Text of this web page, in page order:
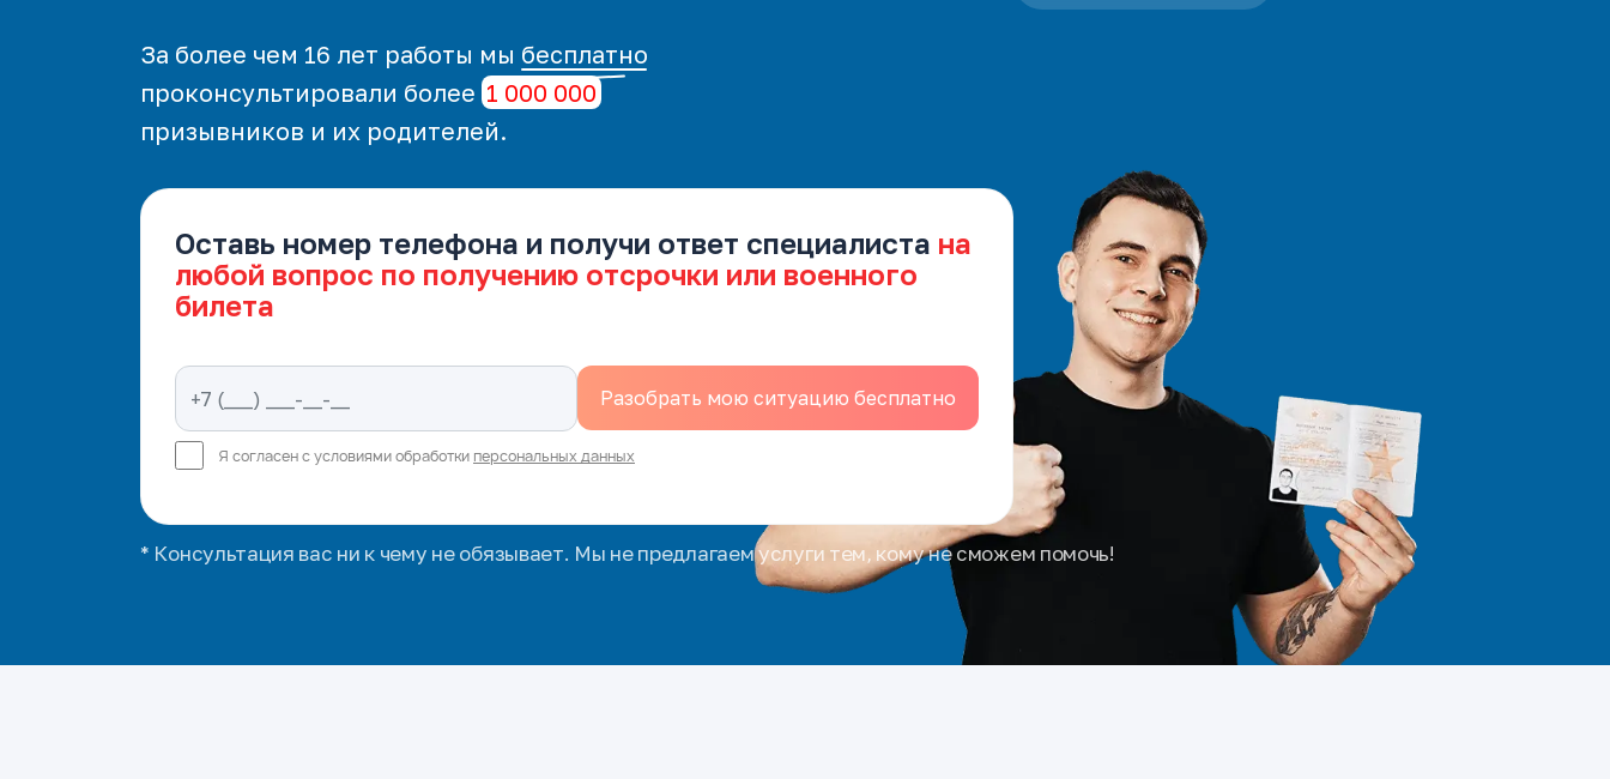
За более чем 16 лет работы мы бесплатно
проконсультировали более 1 000 000
призывников и их родителей.
Оставь номер телефона и получи ответ специалиста на
любой вопрос по получению отсрочки или военного
билета
Я согласен с условиями обработки персональных данных
* Консультация вас ни к чему не обязывает. Мы не предлагаем услуги тем, кому не сможем помочь!